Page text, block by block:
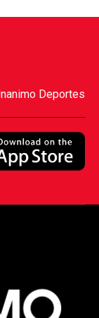
Deportes